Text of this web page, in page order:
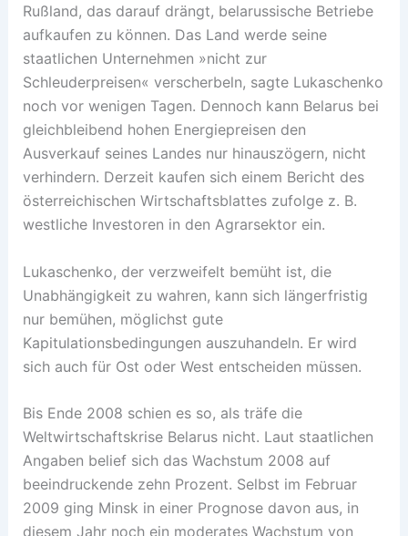
Rußland, das darauf drängt, belarussische Betriebe
aufkaufen zu können. Das Land werde seine
staatlichen Unternehmen »nicht zur
Schleuderpreisen« verscherbeln, sagte Lukaschenko
noch vor wenigen Tagen. Dennoch kann Belarus bei
gleichbleibend hohen Energiepreisen den
Ausverkauf seines Landes nur hinauszögern, nicht
verhindern. Derzeit kaufen sich einem Bericht des
österreichischen Wirtschaftsblattes zufolge z. B.
westliche Investoren in den Agrarsektor ein.
Lukaschenko, der verzweifelt bemüht ist, die
Unabhängigkeit zu wahren, kann sich längerfristig
nur bemühen, möglichst gute
Kapitulationsbedingungen auszuhandeln. Er wird
sich auch für Ost oder West entscheiden müssen.
Bis Ende 2008 schien es so, als träfe die
Weltwirtschaftskrise Belarus nicht. Laut staatlichen
Angaben belief sich das Wachstum 2008 auf
beeindruckende zehn Prozent. Selbst im Februar
2009 ging Minsk in einer Prognose davon aus, in
diesem Jahr noch ein moderates Wachstum von